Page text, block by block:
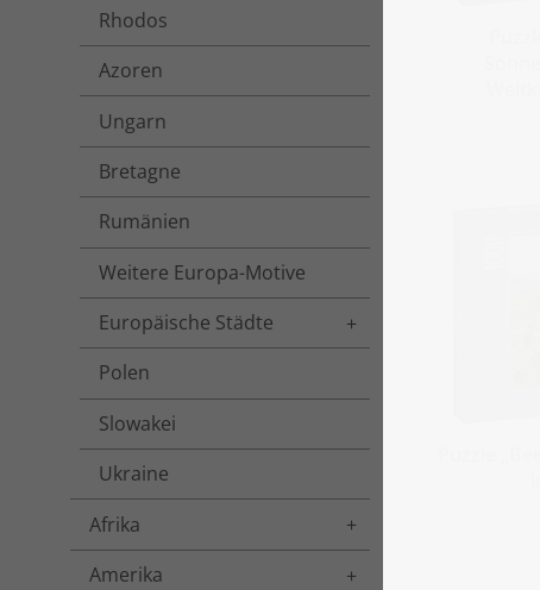
Rhodos
Azoren
Ungarn
Bretagne
Rumänien
Weitere Europa-Motive
Europäische Städte
Toggle menu
Polen
Slowakei
Ukraine
Afrika
Toggle menu
Amerika
Toggle menu